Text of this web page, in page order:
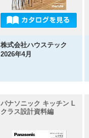
株式会社ハウステック
2026年4月
パナソニック キッチン L
クラス設計資料編